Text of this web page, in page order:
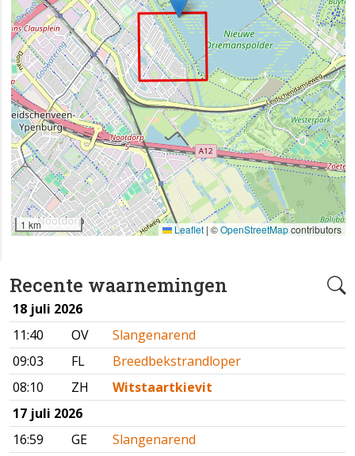
Recente waarnemingen
18 juli 2026
11:40
OV
Slangenarend
09:03
FL
Breedbekstrandloper
08:10
ZH
Witstaartkievit
17 juli 2026
16:59
GE
Slangenarend
1 km Leaflet | ©OpenStreetMapcontributors